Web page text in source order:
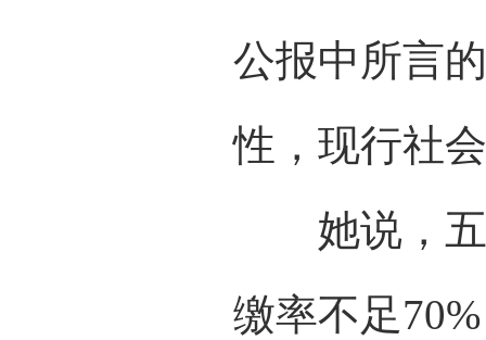
公报中所言
性，现行社
她说，五
缴率不足